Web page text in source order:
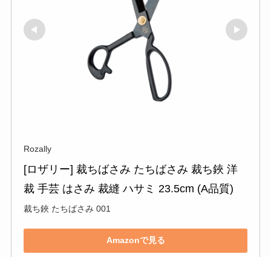
Rozally
[ロザリー] 裁ちばさみ たちばさみ 裁ち鋏 洋
裁 手芸 はさみ 裁縫 ハサミ 23.5cm (A品質)
裁ち鋏 たちばさみ 001
Amazonで見る